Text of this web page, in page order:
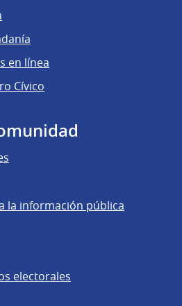
en línea
Cívico
la información pública
electorales